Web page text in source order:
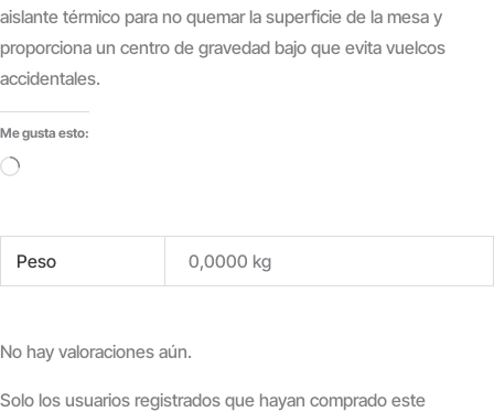
aislante térmico para no quemar la superficie de la mesa y
proporciona un centro de gravedad bajo que evita vuelcos
accidentales.
Me gusta esto:
Cargando...
Peso 0,0000 kg
No hay valoraciones aún.
Solo los usuarios registrados que hayan comprado este